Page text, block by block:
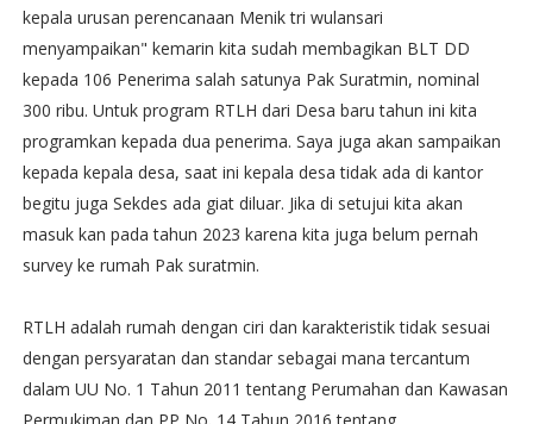
kepala urusan perencanaan Menik tri wulansari
menyampaikan" kemarin kita sudah membagikan BLT DD
kepada 106 Penerima salah satunya Pak Suratmin, nominal
300 ribu. Untuk program RTLH dari Desa baru tahun ini kita
programkan kepada dua penerima. Saya juga akan sampaikan
kepada kepala desa, saat ini kepala desa tidak ada di kantor
begitu juga Sekdes ada giat diluar. Jika di setujui kita akan
masuk kan pada tahun 2023 karena kita juga belum pernah
survey ke rumah Pak suratmin.
RTLH adalah rumah dengan ciri dan karakteristik tidak sesuai
dengan persyaratan dan standar sebagai mana tercantum
dalam UU No. 1 Tahun 2011 tentang Perumahan dan Kawasan